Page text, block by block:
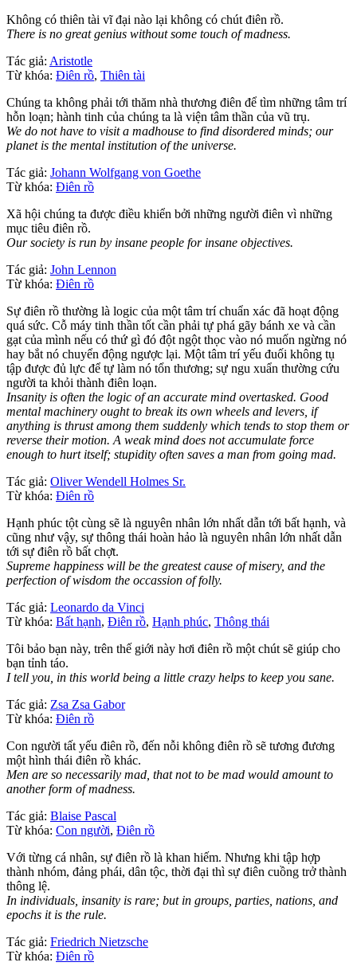
Không có thiên tài vĩ đại nào lại không có chút điên rồ.
There is no great genius without some touch of madness.
Tác giả: Aristotle
Từ khóa: Điên rồ, Thiên tài
Chúng ta không phải tới thăm nhà thương điên để tìm những tâm trí
hỗn loạn; hành tinh của chúng ta là viện tâm thần của vũ trụ.
We do not have to visit a madhouse to find disordered minds; our
planet is the mental institution of the universe.
Tác giả: Johann Wolfgang von Goethe
Từ khóa: Điên rồ
Xã hội chúng ta được điều khiển bởi những người điên vì những
mục tiêu điên rồ.
Our society is run by insane people for insane objectives.
Tác giả: John Lennon
Từ khóa: Điên rồ
Sự điên rồ thường là logic của một tâm trí chuẩn xác đã hoạt động
quá sức. Cỗ máy tinh thần tốt cần phải tự phá gãy bánh xe và cần
gạt của mình nếu có thứ gì đó đột ngột thọc vào nó muốn ngừng nó
hay bắt nó chuyển động ngược lại. Một tâm trí yếu đuối không tụ
tập được đủ lực để tự làm nó tổn thương; sự ngu xuẩn thường cứu
người ta khỏi thành điên loạn.
Insanity is often the logic of an accurate mind overtasked. Good
mental machinery ought to break its own wheels and levers, if
anything is thrust among them suddenly which tends to stop them or
reverse their motion. A weak mind does not accumulate force
enough to hurt itself; stupidity often saves a man from going mad.
Tác giả: Oliver Wendell Holmes Sr.
Từ khóa: Điên rồ
Hạnh phúc tột cùng sẽ là nguyên nhân lớn nhất dẫn tới bất hạnh, và
cũng như vậy, sự thông thái hoàn hảo là nguyên nhân lớn nhất dẫn
tới sự điên rồ bất chợt.
Supreme happiness will be the greatest cause of misery, and the
perfection of wisdom the occassion of folly.
Tác giả: Leonardo da Vinci
Từ khóa: Bất hạnh, Điên rồ, Hạnh phúc, Thông thái
Tôi bảo bạn này, trên thế giới này hơi điên rồ một chút sẽ giúp cho
bạn tỉnh táo.
I tell you, in this world being a little crazy helps to keep you sane.
Tác giả: Zsa Zsa Gabor
Từ khóa: Điên rồ
Con người tất yếu điên rồ, đến nỗi không điên rồ sẽ tương đương
một hình thái điên rồ khác.
Men are so necessarily mad, that not to be mad would amount to
another form of madness.
Tác giả: Blaise Pascal
Từ khóa: Con người, Điên rồ
Với từng cá nhân, sự điên rồ là khan hiếm. Nhưng khi tập hợp
thành nhóm, đảng phái, dân tộc, thời đại thì sự điên cuồng trở thành
thông lệ.
In individuals, insanity is rare; but in groups, parties, nations, and
epochs it is the rule.
Tác giả: Friedrich Nietzsche
Từ khóa: Điên rồ